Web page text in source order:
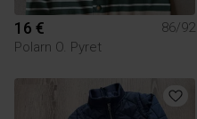
16 €
86/92
Polarn O. Pyret